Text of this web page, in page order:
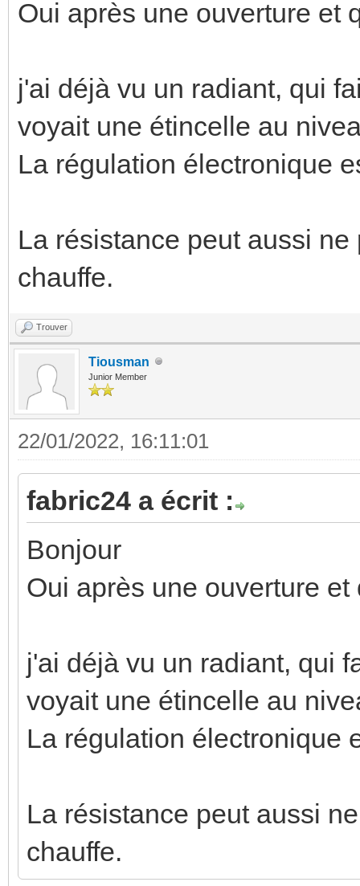
Oui après une ouverture et
j'ai déjà vu un radiant, qui
voyait une étincelle au
La régulation électronique
La résistance peut aussi
chauffe.
Trouver
Tiousman
Junior Member
22/01/2022, 16:11:01
fabric24 a écrit :
Bonjour
Oui après une ouverture
j'ai déjà vu un radiant, qui
voyait une étincelle au
La régulation électronique
La résistance peut aussi
chauffe.